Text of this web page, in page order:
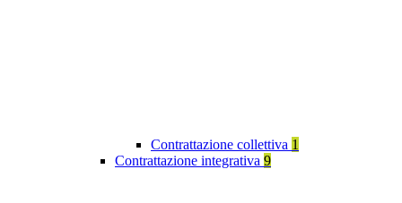
Contrattazione collettiva 1
Contrattazione integrativa 9